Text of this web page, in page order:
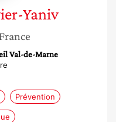
Yaniv
Val-de-Marne
Prévention